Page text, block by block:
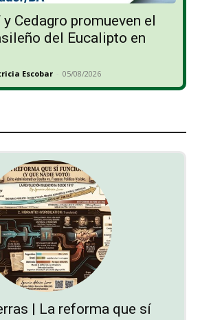
Cedagro promueven el
del Eucalipto en
Escobar - 05/08/2026
| La reforma que sí